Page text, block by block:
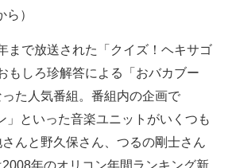
ら）
で放送された「クイズ！ヘキサゴ
もしろ珍解答による「おバカブー
た人気番組。番組内の企画で
」といった音楽ユニットがいくつも
んと野久保さん、つるの剛士さん